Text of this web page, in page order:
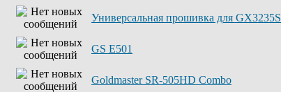
Универсальная прошивка для GX3235S
GS E501
Goldmaster SR-505HD Combo